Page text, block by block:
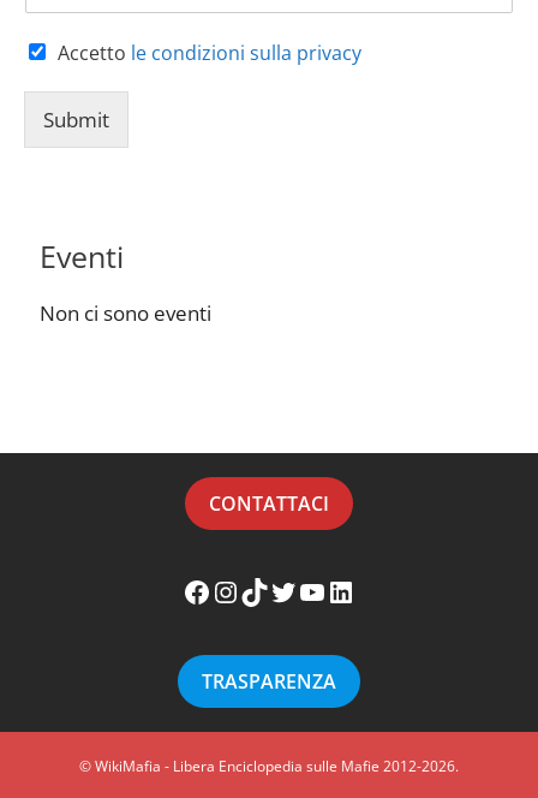
Accetto le condizioni sulla privacy
Submit
Eventi
Non ci sono eventi
CONTATTACI
Facebook WikiMafia
Instagram WikiMafia
TikTok WikiMafia
Twitter WikiMafia
YouTube WikiMafia
LinkedIn WikiMafia
TRASPARENZA
© WikiMafia - Libera Enciclopedia sulle Mafie 2012-2026.